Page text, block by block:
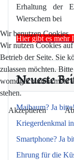
Erhaltung der
Wierschem bei
Hier gibt es mehr
Neueste
Maibaum? Ja
Kriegerdenkmal
Smartphone? Ja
Ehrung für die
Wir benutzen Cookies
Wir nutzen Cookies
Betrieb der Seite. Sie
zulassen möchten.
womöglich nicht mehr
stehen.
Akzeptieren